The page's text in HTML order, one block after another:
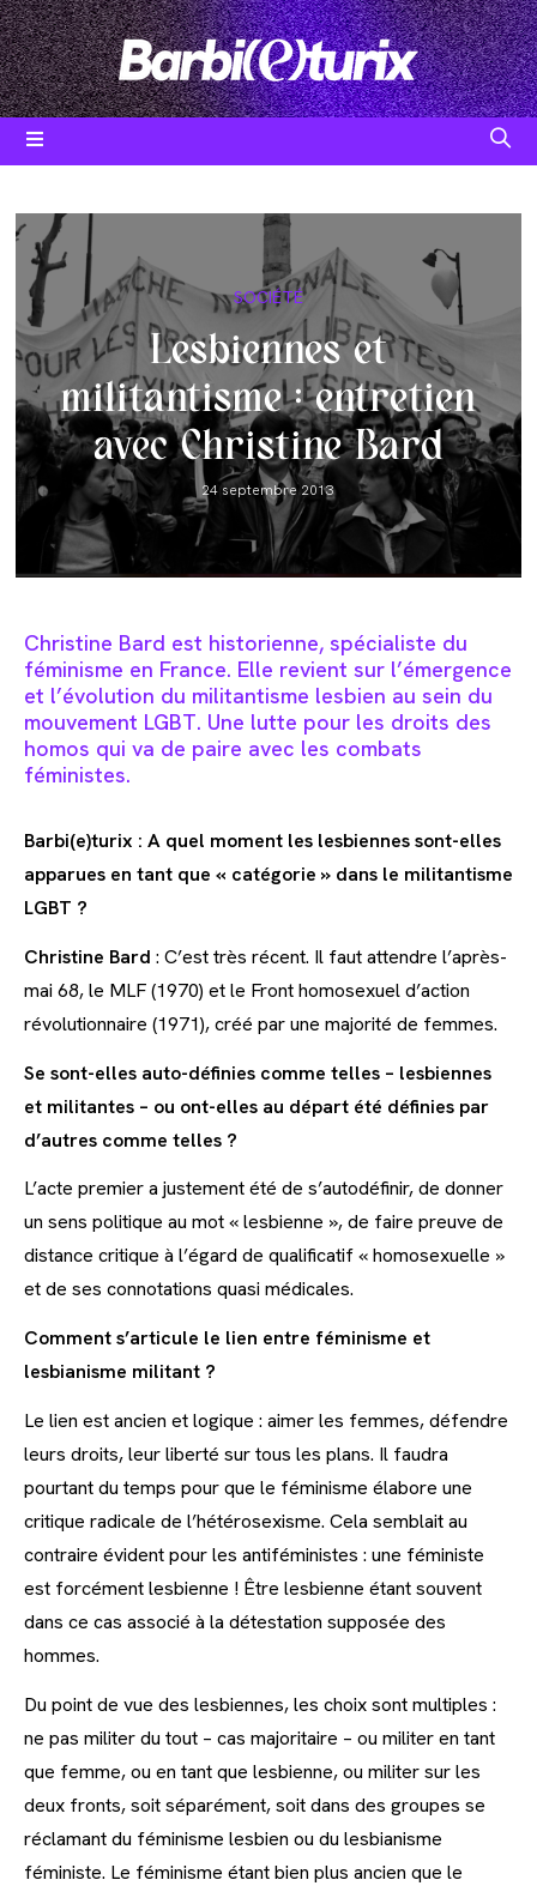
Skip
to
content
Post
category:
SOCIÉTÉ
Lesbiennes et
militantisme : entretien
avec Christine Bard
Post
published:
24 septembre 2013
Christine Bard est historienne, spécialiste du
féminisme en France. Elle revient sur l’émergence
et l’évolution du militantisme lesbien au sein du
mouvement LGBT. Une lutte pour les droits des
homos qui va de paire avec les combats
féministes.
Barbi(e)turix : A quel moment les lesbiennes sont-elles
apparues en tant que « catégorie » dans le militantisme
LGBT ?
Christine Bard : C’est très récent. Il faut attendre l’après-
mai 68, le MLF (1970) et le Front homosexuel d’action
révolutionnaire (1971), créé par une majorité de femmes.
Se sont-elles auto-définies comme telles – lesbiennes
et militantes – ou ont-elles au départ été définies par
d’autres comme telles ?
L’acte premier a justement été de s’autodéfinir, de donner
un sens politique au mot « lesbienne », de faire preuve de
distance critique à l’égard de qualificatif « homosexuelle »
et de ses connotations quasi médicales.
Comment s’articule le lien entre féminisme et
lesbianisme militant ?
Le lien est ancien et logique : aimer les femmes, défendre
leurs droits, leur liberté sur tous les plans. Il faudra
pourtant du temps pour que le féminisme élabore une
critique radicale de l’hétérosexisme. Cela semblait au
contraire évident pour les antiféministes : une féministe
est forcément lesbienne ! Être lesbienne étant souvent
dans ce cas associé à la détestation supposée des
hommes.
Du point de vue des lesbiennes, les choix sont multiples :
ne pas militer du tout – cas majoritaire – ou militer en tant
que femme, ou en tant que lesbienne, ou militer sur les
deux fronts, soit séparément, soit dans des groupes se
réclamant du féminisme lesbien ou du lesbianisme
féministe. Le féminisme étant bien plus ancien que le